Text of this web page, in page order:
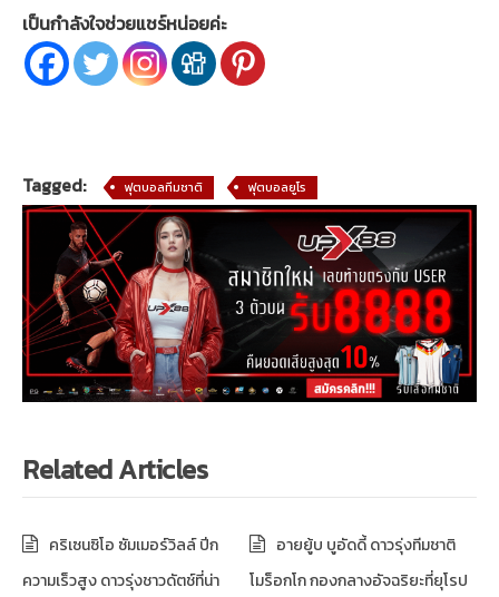
เป็นกำลังใจช่วยแชร์หน่อยค่ะ
Tagged: ฟุตบอลทีมชาติ ฟุตบอลยูโร
Related Articles
คริเซนซิโอ ซัมเมอร์วิลล์ ปีก
ความเร็วสูง ดาวรุ่งชาวดัตช์ที่น่า
อายยู้บ บูอัดดี้ ดาวรุ่งทีมชาติ
โมร็อกโก กองกลางอัจฉริยะที่ยุโรป